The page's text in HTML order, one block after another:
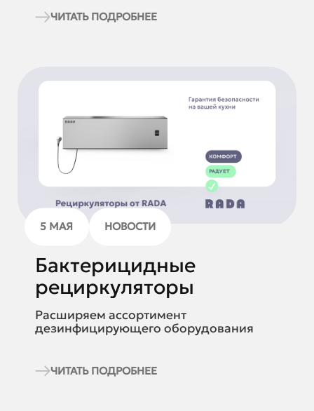
ЧИТАТЬ ПОДРОБНЕЕ
5 МАЯ НОВОСТИ
Бактерицидные
рециркуляторы
Расширяем ассортимент
дезинфицирующего оборудования
ЧИТАТЬ ПОДРОБНЕЕ